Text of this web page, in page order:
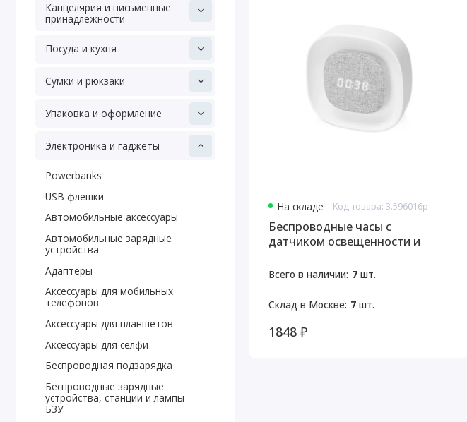
Канцелярия и письменные
принадлежности
Посуда и кухня
Сумки и рюкзаки
Упаковка и оформление
Электроника и гаджеты
Powerbanks
USB флешки
Автомобильные аксессуары
Автомобильные зарядные
устройства
Адаптеры
Аксессуары для мобильных
телефонов
Аксессуары для планшетов
Аксессуары для селфи
Беспроводная подзарядка
Беспроводные зарядные
устройства, станции и лампы
БЗУ
На складе Код товара: 3.596016p
Беспроводные часы с
датчиком освещенности и
Всего в наличии: 7шт.
Склад в Москве: 7шт.
1848 ₽